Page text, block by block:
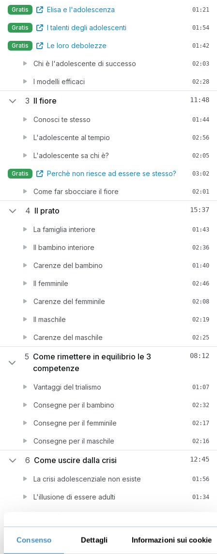
Consenso Dettagli Informazioni sui cookie
Gratis Elisa e l'adolescenza 01:21
Gratis I talenti degli adolescenti 01:54
Gratis Le loro debolezze 01:42
Chi è l'adolescente di successo 02:03
I modelli efficaci 02:28
3 Il fiore 11:48
Conosci te stesso 01:44
L'adolescente al tempio 02:56
L'adolescente sa chi è? 02:05
Gratis Perchè non riesce ad essere se stesso? 03:02
Come far sbocciare il fiore 02:01
4 Il prato 15:37
La famiglia interiore 01:43
Il bambino interiore 02:36
Carenze del bambino 01:40
Il femminile 02:46
Carenze del femminile 02:08
Il maschile 02:19
Carenze del maschile 02:25
5 Come rimettere in equilibrio le 3
competenze
08:12
Vantaggi del trialismo 01:07
Consegne per il bambino 02:32
Consegne per il femminile 02:17
Consegne per il maschile 02:16
6 Come uscire dalla crisi 12:45
La crisi adolescenziale non esiste 01:56
L'illusione di essere adulti 01:34